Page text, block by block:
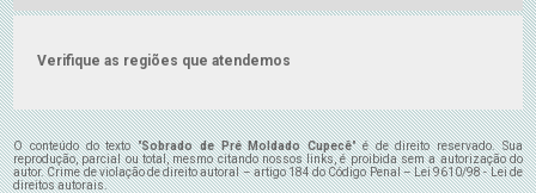
Verifique as regiões que atendemos
O conteúdo do texto "Sobrado de Pré Moldado Cupecê" é de direito reservado. Sua
reprodução, parcial ou total, mesmo citando nossos links, é proibida sem a autorização do
autor. Crime de violação de direito autoral – artigo 184 do Código Penal –Lei 9610/98 - Lei de
direitos autorais.